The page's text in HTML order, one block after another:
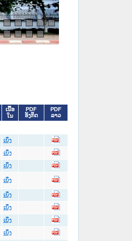
ເນື້ອ
ໃນ
PDF
ອັງກິດ
PDF
ລາວ
ເບິ່ງ
ເບິ່ງ
ເບິ່ງ
ເບິ່ງ
ເບິ່ງ
ເບິ່ງ
ເບິ່ງ
ເບິ່ງ